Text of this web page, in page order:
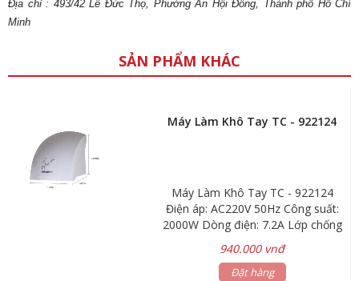
Địa chỉ : 493/42 Lê Đức Thọ, Phường An Hội Đông, Thành phố Hồ Chí
Minh
SẢN PHẨM KHÁC
Máy Làm Khô Tay TC - 922124
Máy Làm Khô Tay TC - 922124
Điện áp: AC220V 50Hz Công suất:
2000W Dòng điện: 7.2A Lớp chống
thấm: 1PX1 Tốc độ gió: 15m/s Lưu
lượng gió: 162m3/h Tốc độ động
cơ: 2400 vòng/phút Chất liệu: nhựa
940.000 vnđ
Đặt hàng